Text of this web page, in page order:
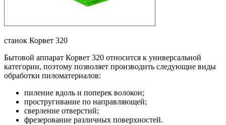
станок Корвет 320
Бытовой аппарат Корвет 320 относится к универсальной
категории, поэтому позволяет производить следующие виды
обработки пиломатериалов:
пиление вдоль и поперек волокон;
простругивание по направляющей;
сверление отверстий;
фрезерование различных поверхностей.